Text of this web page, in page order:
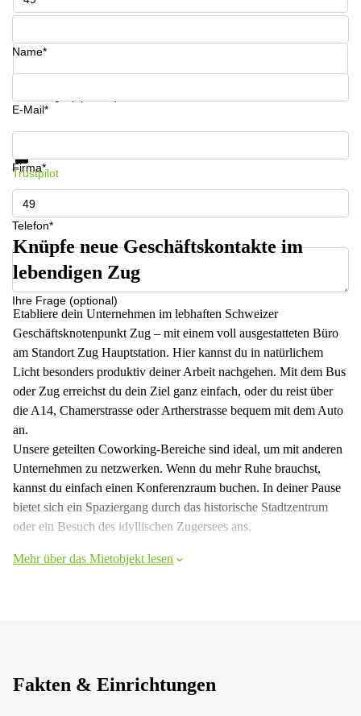
Business
Bern
Telefon*
Name*
E-Mail*
Firma*
Telefon*
Ihre Frage (optional)
Informationen und Preise erhalten
Trustpilot
Knüpfe neue Geschäftskontakte im
lebendigen Zug
Etabliere dein Unternehmen im lebhaften Schweizer
Geschäftsknotenpunkt Zug – mit einem voll ausgestatteten Büro
am Standort Zug Hauptstation. Hier kannst du in natürlichem
Licht besonders produktiv deiner Arbeit nachgehen. Mit dem Bus
oder Zug erreichst du dein Ziel ganz einfach, oder du reist über
die A14, Chamerstrasse oder Artherstrasse bequem mit dem Auto
an.
Unsere geteilten Coworking-Bereiche sind ideal, um mit anderen
Unternehmen zu netzwerken. Wenn du mehr Ruhe brauchst,
kannst du einfach einen Konferenzraum buchen. In deiner Pause
bietet sich ein Spaziergang durch das historische Stadtzentrum
oder ein Besuch des idyllischen Zugersees ans.
Mehr über das Mietobjekt lesen
Fakten & Einrichtungen